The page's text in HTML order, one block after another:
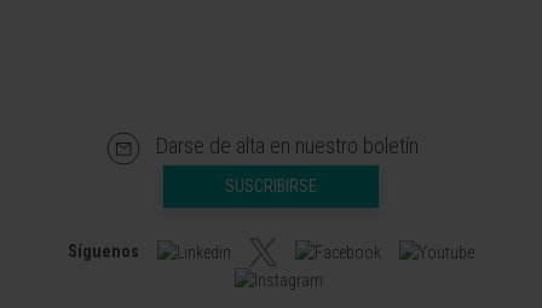
Darse de alta en nuestro boletín
SUSCRIBIRSE
Síguenos